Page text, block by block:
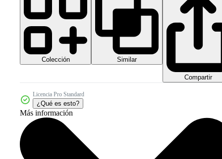
Colección Similar
Compartir
Licencia Pro Standard
¿Qué es esto?
Más información